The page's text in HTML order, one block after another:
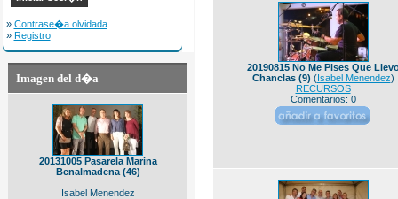
» Contrase�a olvidada
» Registro
Imagen del d�a
20131005 Pasarela Marina
Benalmadena (46)
Isabel Menendez
20190815 No Me Pises Que
Chanclas (9) (Isabel Menendez)
RECURSOS
Comentarios: 0